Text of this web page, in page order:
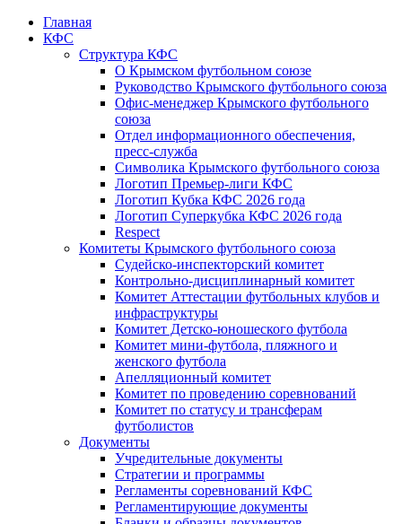
Главная
КФС
Структура КФС
О Крымском футбольном союзе
Руководство Крымского футбольного союза
Офис-менеджер Крымского футбольного
союза
Отдел информационного обеспечения,
пресс-служба
Символика Крымского футбольного союза
Логотип Премьер-лиги КФС
Логотип Кубка КФС 2026 года
Логотип Суперкубка КФС 2026 года
Respect
Комитеты Крымского футбольного союза
Судейско-инспекторский комитет
Контрольно-дисциплинарный комитет
Комитет Аттестации футбольных клубов и
инфраструктуры
Комитет Детско-юношеского футбола
Комитет мини-футбола, пляжного и
женского футбола
Апелляционный комитет
Комитет по проведению соревнований
Комитет по статусу и трансферам
футболистов
Документы
Учредительные документы
Стратегии и программы
Регламенты соревнований КФС
Регламентирующие документы